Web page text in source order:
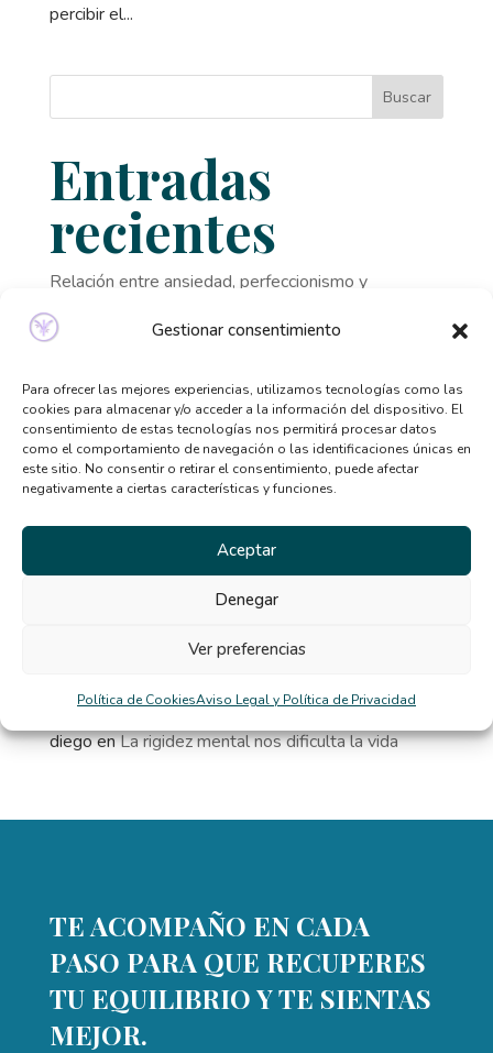
Gestionar consentimiento
Para ofrecer las mejores experiencias, utilizamos tecnologías como las
cookies para almacenar y/o acceder a la información del dispositivo. El
consentimiento de estas tecnologías nos permitirá procesar datos
como el comportamiento de navegación o las identificaciones únicas en
este sitio. No consentir o retirar el consentimiento, puede afectar
negativamente a ciertas características y funciones.
Aceptar
Denegar
Ver preferencias
Política de CookiesAviso Legal y Política de Privacidad
percibir el...
Buscar
Entradas
recientes
Relación entre ansiedad, perfeccionismo y
trastornos alimentarios
Señales de que necesitas ayuda psicológica y no lo
Qué tipo de terapia psicológica necesito según mis
síntomas
Beneficios de la terapia desde casa: por qué cada
vez más personas la eligen
Comentarios
recientes
diegoenLa rigidez mental nos dificulta la vida
TE ACOMPAÑO EN CADA
PASO PARA QUE RECUPERES
TU EQUILIBRIO Y TE SIENTAS
MEJOR.